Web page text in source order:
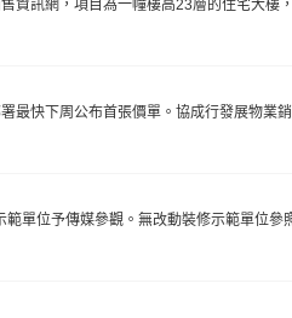
資訊網，項目為一幢樓高23層的住宅大樓
最快下周公布首張價單。協成行發展物業
單位予傳媒參觀。無改動裝修示範單位參